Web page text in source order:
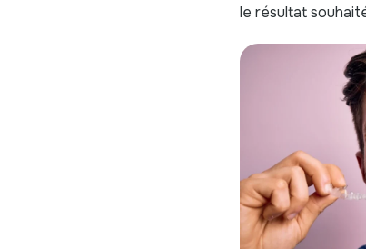
le résultat